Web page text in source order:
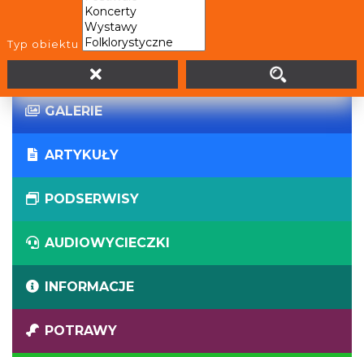
Typ obiektu
WYDARZENIA
AKTUALNOŚCI
GALERIE
ARTYKUŁY
PODSERWISY
AUDIOWYCIECZKI
INFORMACJE
POTRAWY